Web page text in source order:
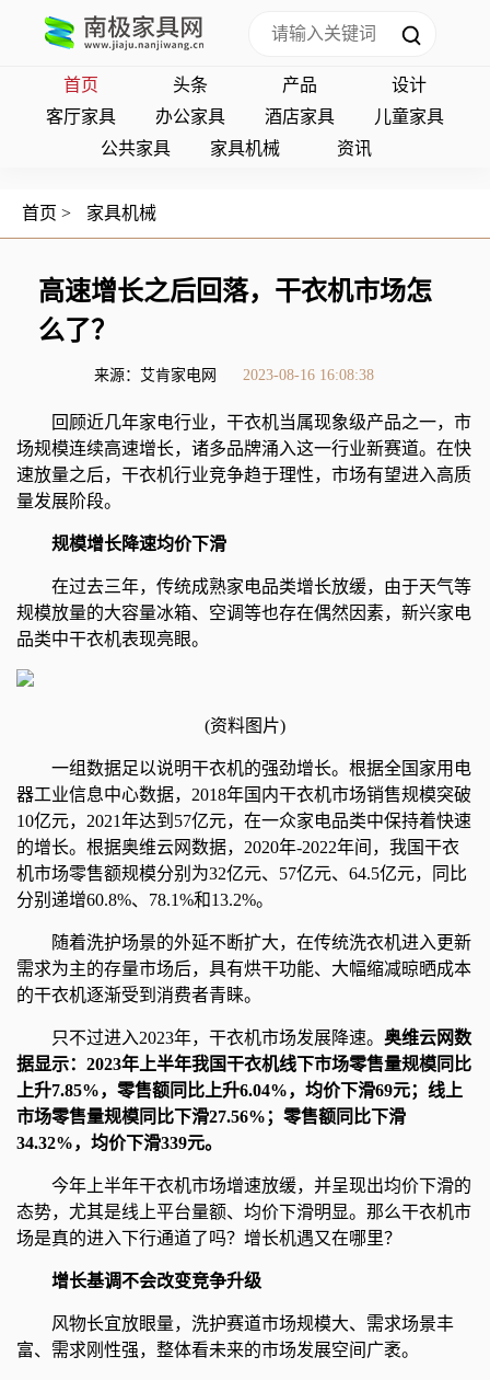
首页 头条 产品
设计
客厅家具
办公家具 酒店家具
儿童家具
公共家具
家具机械 资讯
首页 > 家具机械
高速增长之后回落，干衣机市场怎
么了？
来源：艾肯家电网 2023-08-16 16:08:38
回顾近几年家电行业，干衣机当属现象级产品之一，市
场规模连续高速增长，诸多品牌涌入这一行业新赛道。在快
速放量之后，干衣机行业竞争趋于理性，市场有望进入高质
量发展阶段。
规模增长降速均价下滑
在过去三年，传统成熟家电品类增长放缓，由于天气等
规模放量的大容量冰箱、空调等也存在偶然因素，新兴家电
品类中干衣机表现亮眼。
(资料图片)
一组数据足以说明干衣机的强劲增长。根据全国家用电
器工业信息中心数据，2018年国内干衣机市场销售规模突破
10亿元，2021年达到57亿元，在一众家电品类中保持着快速
的增长。根据奥维云网数据，2020年-2022年间，我国干衣
机市场零售额规模分别为32亿元、57亿元、64.5亿元，同比
分别递增60.8%、78.1%和13.2%。
随着洗护场景的外延不断扩大，在传统洗衣机进入更新
需求为主的存量市场后，具有烘干功能、大幅缩减晾晒成本
的干衣机逐渐受到消费者青睐。
只不过进入2023年，干衣机市场发展降速。 奥维云网数
据显示：2023年上半年我国干衣机线下市场零售量规模同比
上升7.85%，零售额同比上升6.04%，均价下滑69元；线上
市场零售量规模同比下滑27.56%；零售额同比下滑
34.32%，均价下滑339元。
今年上半年干衣机市场增速放缓，并呈现出均价下滑的
态势，尤其是线上平台量额、均价下滑明显。那么干衣机市
场是真的进入下行通道了吗？增长机遇又在哪里？
增长基调不会改变竞争升级
风物长宜放眼量，洗护赛道市场规模大、需求场景丰
富、需求刚性强，整体看未来的市场发展空间广袤。